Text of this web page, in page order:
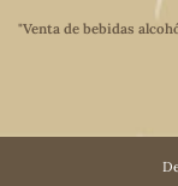
"Venta de bebidas